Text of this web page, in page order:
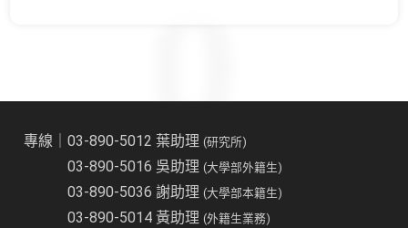
專線｜03-890-5012 葉助理(研究所)
03-890-5016 吳助理(大學部外籍生)
03-890-5036 謝助理(大學部本籍生)
03-890-5014 黃助理(外籍生業務)